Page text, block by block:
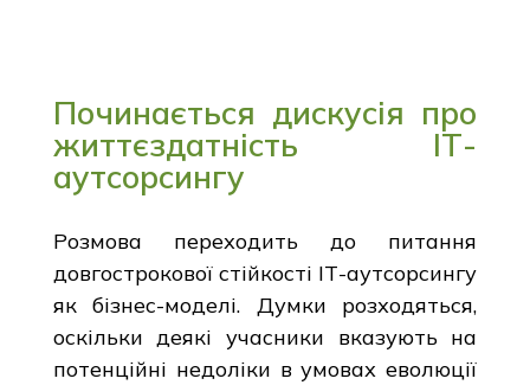
Починається дискусія про
життєздатність ІТ-
аутсорсингу
Розмова переходить до питання
довгострокової стійкості ІТ-аутсорсингу
як бізнес-моделі. Думки розходяться,
оскільки деякі учасники вказують на
потенційні недоліки в умовах еволюції